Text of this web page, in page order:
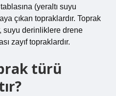
(yeraltı suyu
çıkan topraklardır. Toprak
suyu derinliklere drene
zayıf topraklardır.
türü